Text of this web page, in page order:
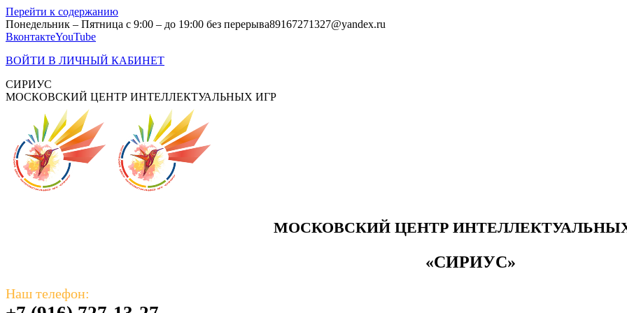
Перейти к содержанию
Понедельник – Пятница с 9:00 – до 19:00 без перерыва89167271327@yandex.ru
ВконтактеYouTube
ВОЙТИ В ЛИЧНЫЙ КАБИНЕТ
СИРИУС
МОСКОВСКИЙ ЦЕНТР ИНТЕЛЛЕКТУАЛЬНЫХ ИГР
МОСКОВСКИЙ ЦЕНТР
«СИРИУС»
Наш телефон: